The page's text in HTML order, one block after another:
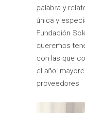
palabra y
única y
Fundación
queremos
con las que
el año:
proveedores